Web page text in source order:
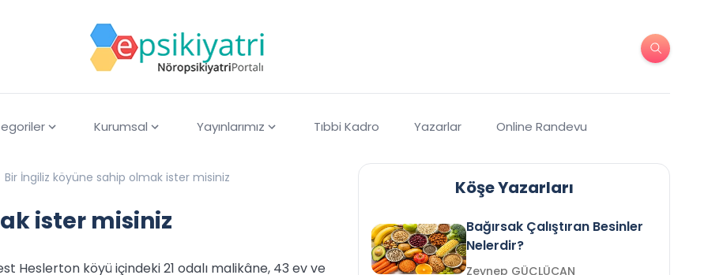
Kurumsal Yayınlarımız Tıbbi Kadro Yazarlar Online Randevu
Bir İngiliz köyüne sahip olmak ister misiniz
ister misiniz
Heslerton köyü içindeki 21 odalı malikâne, 43 ev ve
Köşe Yazarları
Bağırsak Çalıştıran Besinler
Nelerdir?
Zeynep GÜÇLÜCAN